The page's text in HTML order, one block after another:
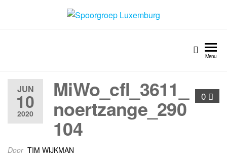
Spoorgroep Luxemburg
Menu
JUN
10
2020
0
MiWo_cfl_3611_
noertzange_290
104
Door TIM WIJKMAN